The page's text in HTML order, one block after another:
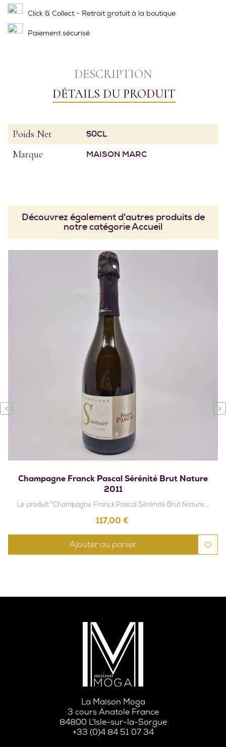
Click & Collect - Retrait gratuit à la boutique
Paiement sécurisé
DESCRIPTION
DÉTAILS DU PRODUIT
Poids Net 50CL
Marque MAISON MARC
Découvrez également d'autres produits de
notre catégorie Accueil
Champagne Franck Pascal Sérénité Brut Nature
2011
Le produit "Champagne Franck Pascal Sérénité Brut Nature...
Prix
117,00 €
Ajouter au panier
La Maison Moga
3 cours Anatole France
84800 L'Isle-sur-la-Sorgue
+33 (0)4 84 51 07 34